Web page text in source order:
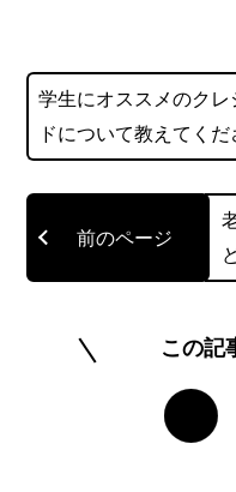
学生にオススメのクレ
ドについて教えてくだ
この記